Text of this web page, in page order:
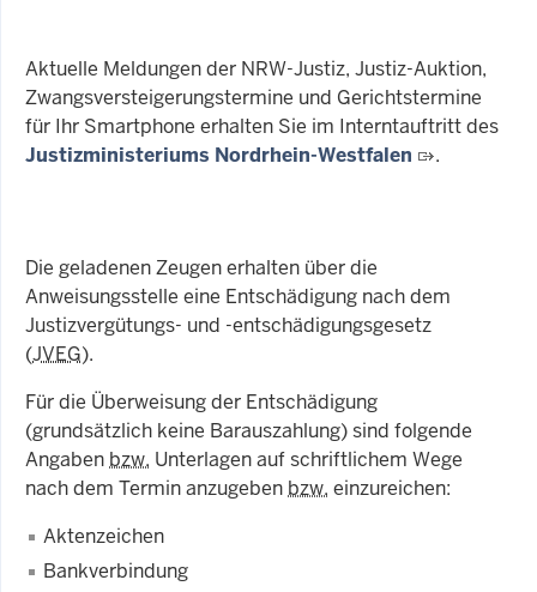
Aktuelle Meldungen der NRW-Justiz, Justiz-Auktion,
Zwangsversteigerungstermine und Gerichtstermine
für Ihr Smartphone erhalten Sie im Interntauftritt des
Justizministeriums Nordrhein-Westfalen
.
Die geladenen Zeugen erhalten über die
Anweisungsstelle eine Entschädigung nach dem
Justizvergütungs- und -entschädigungsgesetz
(JVEG).
Für die Überweisung der Entschädigung
(grundsätzlich keine Barauszahlung) sind folgende
Angaben bzw. Unterlagen auf schriftlichem Wege
nach dem Termin anzugeben bzw. einzureichen:
Aktenzeichen
Bankverbindung